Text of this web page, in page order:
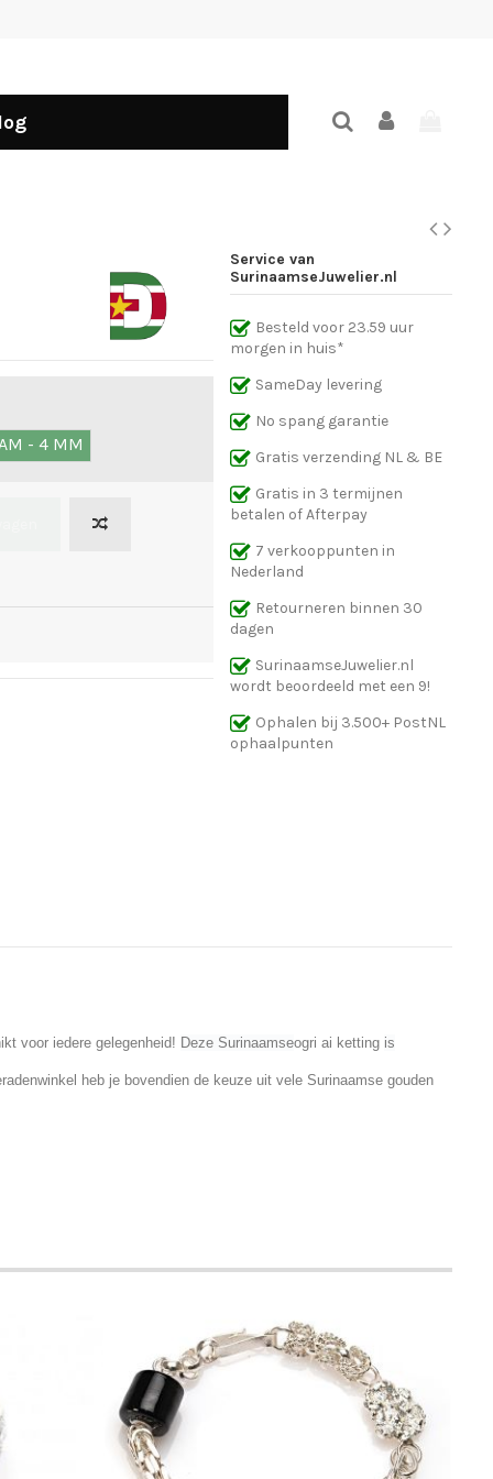
- 4 MM
Service van
SurinaamseJuwelier.nl
Besteld voor 23.59 uur
morgen in huis*
SameDay levering
No spang garantie
Gratis verzending NL & BE
Gratis in 3 termijnen
betalen of Afterpay
7 verkooppunten in
Nederland
Retourneren binnen 30
dagen
SurinaamseJuwelier.nl
wordt beoordeeld met een 9!
Ophalen bij 3.500+ PostNL
ophaalpunten
voor iedere gelegenheid! Deze Surinaamseogri ai ketting is
heb je bovendien de keuze uit vele Surinaamse gouden